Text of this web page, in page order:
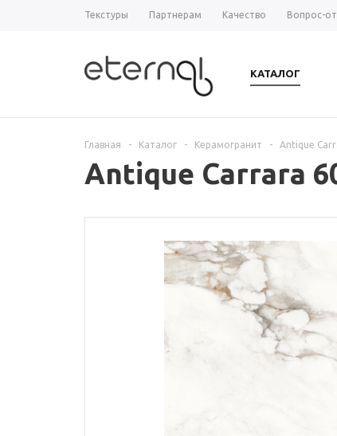
Текстуры Партнерам Качество Вопрос-
КАТАЛОГ
Главная - Каталог - Керамогранит - Antique
Antique Carrara